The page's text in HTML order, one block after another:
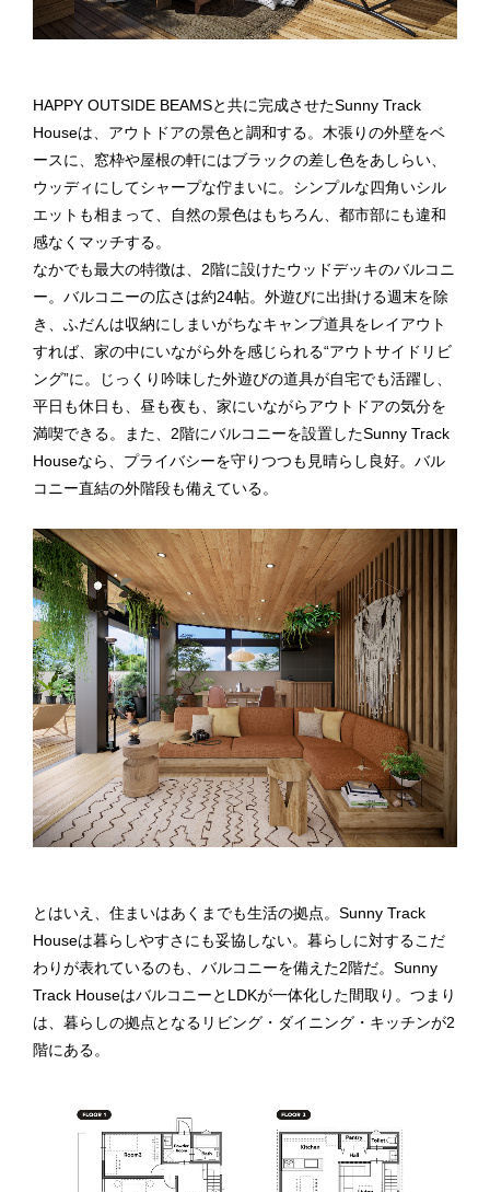
HAPPY OUTSIDE BEAMSと共に完成させたSunny Track
Houseは、アウトドアの景色と調和する。木張りの外壁をベ
ースに、窓枠や屋根の軒にはブラックの差し色をあしらい、
ウッディにしてシャープな佇まいに。シンプルな四角いシル
エットも相まって、自然の景色はもちろん、都市部にも違和
感なくマッチする。
なかでも最大の特徴は、2階に設けたウッドデッキのバルコニ
ー。バルコニーの広さは約24帖。外遊びに出掛ける週末を除
き、ふだんは収納にしまいがちなキャンプ道具をレイアウト
すれば、家の中にいながら外を感じられる“アウトサイドリビ
ング ”に。じっくり吟味した外遊びの道具が自宅でも活躍し、
平日も休日も、昼も夜も、家にいながらアウトドアの気分を
満喫できる。また、2階にバルコニーを設置したSunny Track
Houseなら、プライバシーを守りつつも見晴らし良好。バル
コニー直結の外階段も備えている。
とはいえ、住まいはあくまでも生活の拠点。Sunny Track
Houseは暮らしやすさにも妥協しない。暮らしに対するこだ
わりが表れているのも、バルコニーを備えた2階だ。Sunny
Track HouseはバルコニーとLDKが一体化した間取り。つまり
は、暮らしの拠点となるリビング・ダイニング・キッチンが2
階にある。